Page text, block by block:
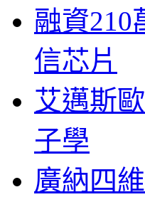
融資210
信芯片
艾邁斯
子學
廣納四